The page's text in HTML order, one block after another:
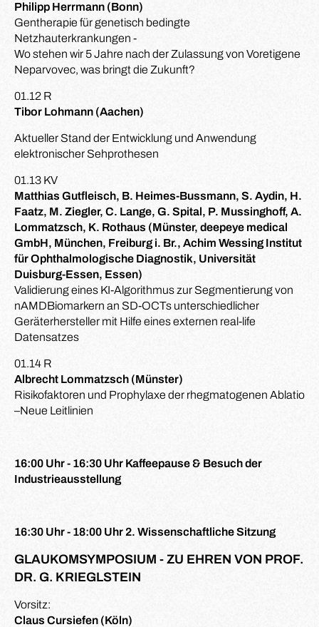
Philipp Herrmann (Bonn)
Gentherapie für genetisch bedingte
Netzhauterkrankungen -
Wo stehen wir 5 Jahre nach der Zulassung von Voretigene
Neparvovec, was bringt die Zukunft?
01.12 R
Tibor Lohmann (Aachen)
Aktueller Stand der Entwicklung und Anwendung
elektronischer Sehprothesen
01.13 KV
Matthias Gutfleisch, B. Heimes-Bussmann, S. Aydin, H.
Faatz, M. Ziegler, C. Lange, G. Spital, P. Mussinghoff, A.
Lommatzsch, K. Rothaus (Münster, deepeye medical
GmbH, München, Freiburg i. Br., Achim Wessing Institut
für Ophthalmologische Diagnostik, Universität
Duisburg-Essen, Essen)
Validierung eines KI-Algorithmus zur Segmentierung von
nAMDBiomarkern an SD-OCTs unterschiedlicher
Geräterhersteller mit Hilfe eines externen real-life
Datensatzes
01.14 R
Albrecht Lommatzsch (Münster)
Risikofaktoren und Prophylaxe der rhegmatogenen Ablatio
–Neue Leitlinien
16:00 Uhr - 16:30 Uhr Kaffeepause & Besuch der
Industrieausstellung
16:30 Uhr - 18:00 Uhr 2. Wissenschaftliche Sitzung
GLAUKOMSYMPOSIUM - ZU EHREN VON PROF.
DR. G. KRIEGLSTEIN
Vorsitz:
Claus Cursiefen (Köln)